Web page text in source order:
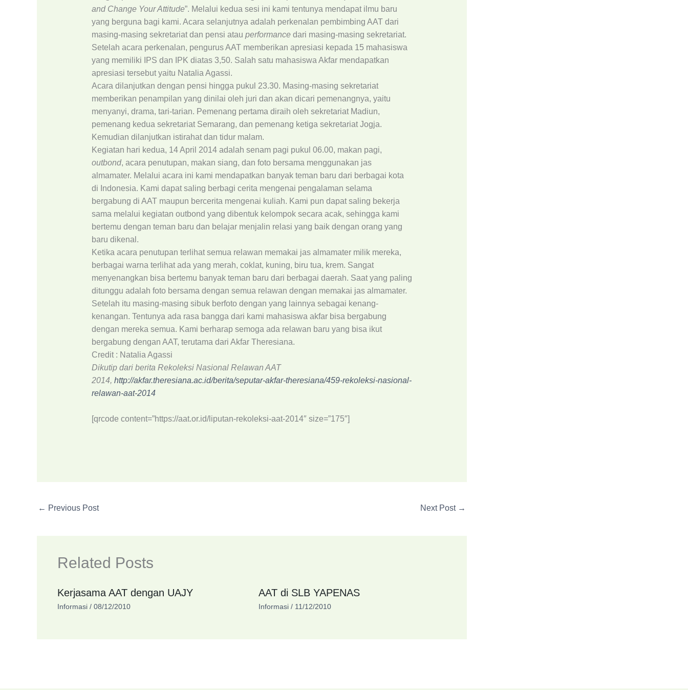
and Change Your Attitude”. Melalui kedua sesi ini kami tentunya mendapat ilmu baru
yang berguna bagi kami. Acara selanjutnya adalah perkenalan pembimbing AAT dari
masing-masing sekretariat dan pensi atau performancedari masing-masing sekretariat.
Setelah acara perkenalan, pengurus AAT memberikan apresiasi kepada 15 mahasiswa
yang memiliki IPS dan IPK diatas 3,50. Salah satu mahasiswa Akfar mendapatkan
apresiasi tersebut yaitu Natalia Agassi.
Acara dilanjutkan dengan pensi hingga pukul 23.30. Masing-masing sekretariat
memberikan penampilan yang dinilai oleh juri dan akan dicari pemenangnya, yaitu
menyanyi, drama, tari-tarian. Pemenang pertama diraih oleh sekretariat Madiun,
pemenang kedua sekretariat Semarang, dan pemenang ketiga sekretariat Jogja.
Kemudian dilanjutkan istirahat dan tidur malam.
Kegiatan hari kedua, 14 April 2014 adalah senam pagi pukul 06.00, makan pagi,
outbond, acara penutupan, makan siang, dan foto bersama menggunakan jas
almamater. Melalui acara ini kami mendapatkan banyak teman baru dari berbagai kota
di Indonesia. Kami dapat saling berbagi cerita mengenai pengalaman selama
bergabung di AAT maupun bercerita mengenai kuliah. Kami pun dapat saling bekerja
sama melalui kegiatan outbond yang dibentuk kelompok secara acak, sehingga kami
bertemu dengan teman baru dan belajar menjalin relasi yang baik dengan orang yang
baru dikenal.
Ketika acara penutupan terlihat semua relawan memakai jas almamater milik mereka,
berbagai warna terlihat ada yang merah, coklat, kuning, biru tua, krem. Sangat
menyenangkan bisa bertemu banyak teman baru dari berbagai daerah. Saat yang paling
ditunggu adalah foto bersama dengan semua relawan dengan memakai jas almamater.
Setelah itu masing-masing sibuk berfoto dengan yang lainnya sebagai kenang-
kenangan. Tentunya ada rasa bangga dari kami mahasiswa akfar bisa bergabung
dengan mereka semua. Kami berharap semoga ada relawan baru yang bisa ikut
bergabung dengan AAT, terutama dari Akfar Theresiana.
Credit : Natalia Agassi
Dikutip dari berita Rekoleksi Nasional Relawan AAT
2014, http://akfar.theresiana.ac.id/berita/seputar-akfar-theresiana/459-rekoleksi-nasional-
relawan-aat-2014
[qrcode content=”https://aat.or.id/liputan-rekoleksi-aat-2014″ size=”175″]
← Previous Post Next Post →
Related Posts
Kerjasama AAT dengan UAJY
Informasi / 08/12/2010
AAT di SLB YAPENAS
Informasi/ 11/12/2010